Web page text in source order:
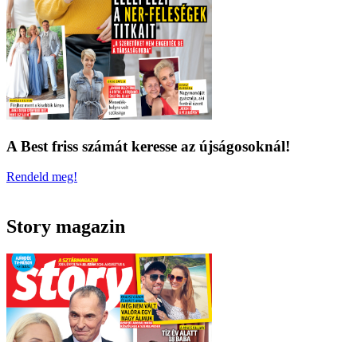
A Best friss számát keresse az újságosoknál!
Rendeld meg!
Story magazin